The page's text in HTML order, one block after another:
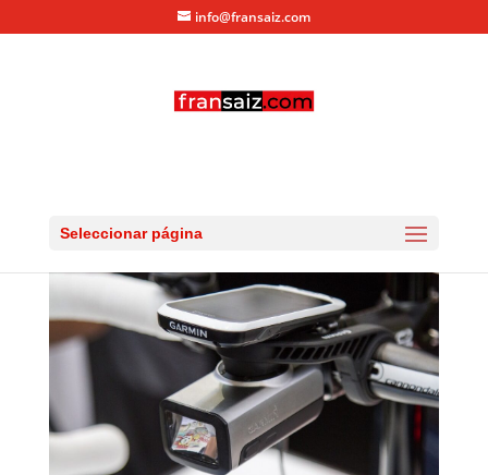
info@fransaiz.com
Seleccionar página